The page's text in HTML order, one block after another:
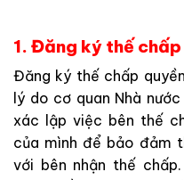
1. Đăng ký thế
Đăng ký thế chấp quyền
lý do cơ quan Nhà nước
xác
lập việc bên thế
của mình để bảo đảm
với bên nhận thế chấp.